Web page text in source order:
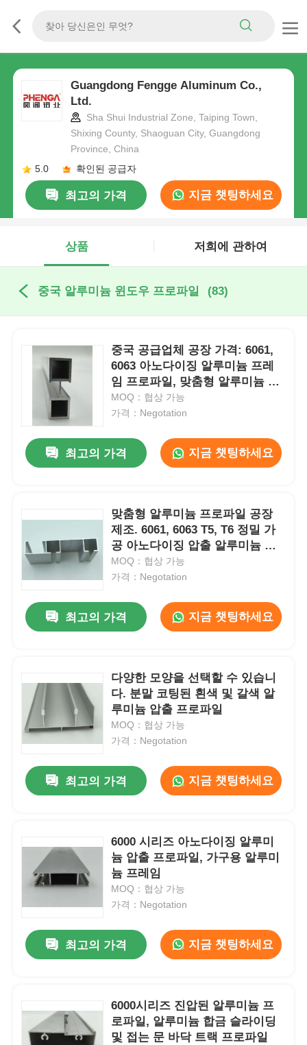
Guangdong Fengge Aluminum Co.,
Ltd.
Sha Shui Industrial Zone, Taiping Town,
Shixing County, Shaoguan City, Guangdong
Province, China
5.0
확인된 공급자
최고의 가격 지금 챗팅하세요
상품 저희에 관하여
중국 알루미늄 윈도우 프로파일 (83)
중국 공급업체 공장 가격: 6061,
6063 아노다이징 알루미늄 프레
임 프로파일, 맞춤형 알루미늄 압
출 프로파일
MOQ：협상 가능
가격：Negotation
최고의 가격 지금 챗팅하세요
맞춤형 알루미늄 프로파일 공장
제조. 6061, 6063 T5, T6 정밀 가
공 아노다이징 압출 알루미늄 프
로파일
MOQ：협상 가능
가격：Negotation
최고의 가격 지금 챗팅하세요
다양한 모양을 선택할 수 있습니
다. 분말 코팅된 흰색 및 갈색 알
루미늄 압출 프로파일
MOQ：협상 가능
가격：Negotation
최고의 가격 지금 챗팅하세요
6000 시리즈 아노다이징 알루미
늄 압출 프로파일, 가구용 알루미
늄 프레임
MOQ：협상 가능
가격：Negotation
최고의 가격 지금 챗팅하세요
6000시리즈 진압된 알루미늄 프
로파일, 알루미늄 합금 슬라이딩
및 접는 문 바닥 트랙 프로파일